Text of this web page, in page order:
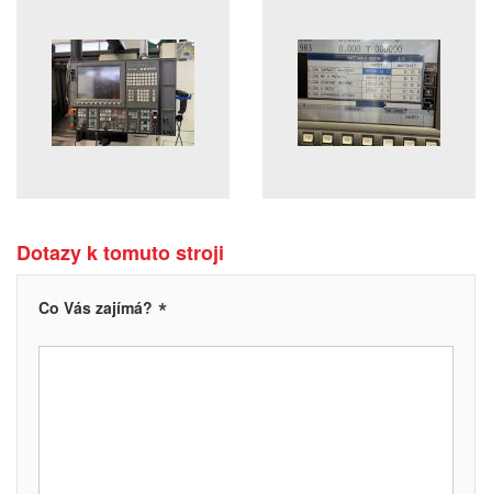
Dotazy k tomuto stroji
Co Vás zajímá? *